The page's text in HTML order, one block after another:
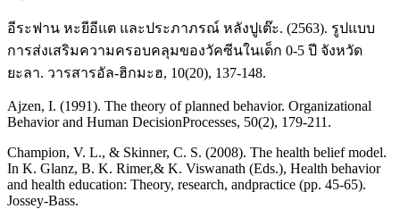
อีระฟาน หะยีอีแต และประภาภรณ์ หลังปูเต๊ะ. (2563). รูปแบบ
การส่งเสริมความครอบคลุมของวัคซีนในเด็ก 0-5 ปี จังหวัด
ยะลา. วารสารอัล-ฮิกมะฮ, 10(20), 137-148.
Ajzen, I. (1991). The theory of planned behavior. Organizational
Behavior and Human DecisionProcesses, 50(2), 179-211.
Champion, V. L., & Skinner, C. S. (2008). The health belief model.
In K. Glanz, B. K. Rimer,& K. Viswanath (Eds.), Health behavior
and health education: Theory, research, andpractice (pp. 45-65).
Jossey-Bass.